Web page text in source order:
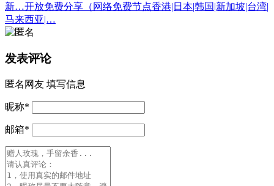
新…开放免费分享（网络免费节点香港|日本|韩国|新加坡|台湾|
马来西亚|…
发表评论
匿名网友 填写信息
昵称*
邮箱*